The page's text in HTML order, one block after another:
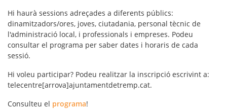
Hi haurà sessions adreçades a diferents públics:
dinamitzadors/ores, joves, ciutadania, personal tècnic de
l'administració local, i professionals i empreses. Podeu
consultar el programa per saber dates i horaris de cada
sessió.
Hi voleu participar? Podeu realitzar la inscripció escrivint a:
telecentre[arrova]ajuntamentdetremp.cat.
Consulteu el programa!